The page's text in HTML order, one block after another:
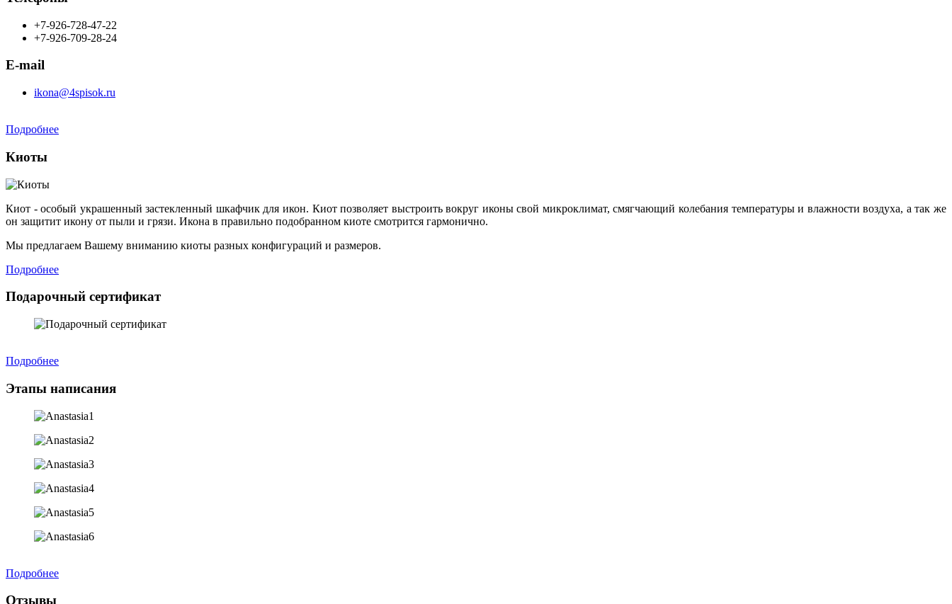
+7-926-728-47-22
+7-926-709-28-24
E-mail
ikona@4spisok.ru
Подробнее
Киоты
Киот - особый украшенный застекленный шкафчик для икон. Киот позволяет выстроить вокруг иконы свой микроклимат, смягчающий колебания температуры и влажности воздуха, а так же
он защитит икону от пыли и грязи. Икона в правильно подобранном киоте смотрится гармонично.
Мы предлагаем Вашему вниманию киоты разных конфигураций и размеров.
Подробнее
Подарочный сертификат
Подробнее
Этапы написания
Подробнее
Отзывы